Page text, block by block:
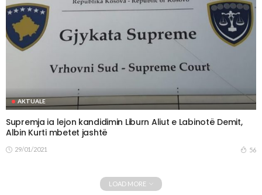
AKTUALE
Supremja ia lejon kandidimin Liburn Aliut e Labinotë Demit,
Albin Kurti mbetet jashtë
29/01/2021 56
LOAD MORE